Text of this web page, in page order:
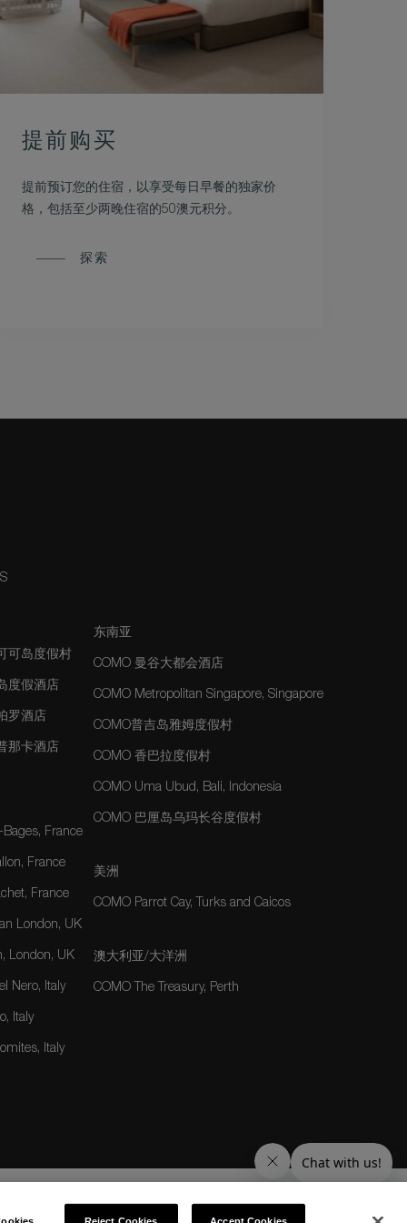
提前购买
提前预订您的住宿，以享受每日早餐的独家价
格，包括至少两晚住宿的50澳元积分。
探索
可岛度假村
度假酒店
罗酒店
那卡酒店
Bages, France
France
France
London, UK
London, UK
Nero, Italy
Italy
Italy
东南亚
COMO 曼谷大都会酒店
COMO Metropolitan Singapore, Singapore
COMO普吉岛雅姆度假村
COMO 香巴拉度假村
COMO Uma Ubud, Bali, Indonesia
COMO 巴厘岛乌玛长谷度假村
美洲
COMO Parrot Cay, Turks and Caicos
澳大利亚/大洋洲
COMO The Treasury, Perth